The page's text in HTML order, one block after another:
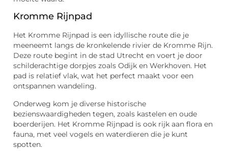
Kromme Rijnpad
Het Kromme Rijnpad is een idyllische route die je
meeneemt langs de kronkelende rivier de Kromme Rijn.
Deze route begint in de stad Utrecht en voert je door
schilderachtige dorpjes zoals Odijk en Werkhoven. Het
pad is relatief vlak, wat het perfect maakt voor een
ontspannen wandeling.
Onderweg kom je diverse historische
bezienswaardigheden tegen, zoals kastelen en oude
boerderijen. Het Kromme Rijnpad is ook rijk aan flora en
fauna, met veel vogels en waterdieren die je kunt
spotten.